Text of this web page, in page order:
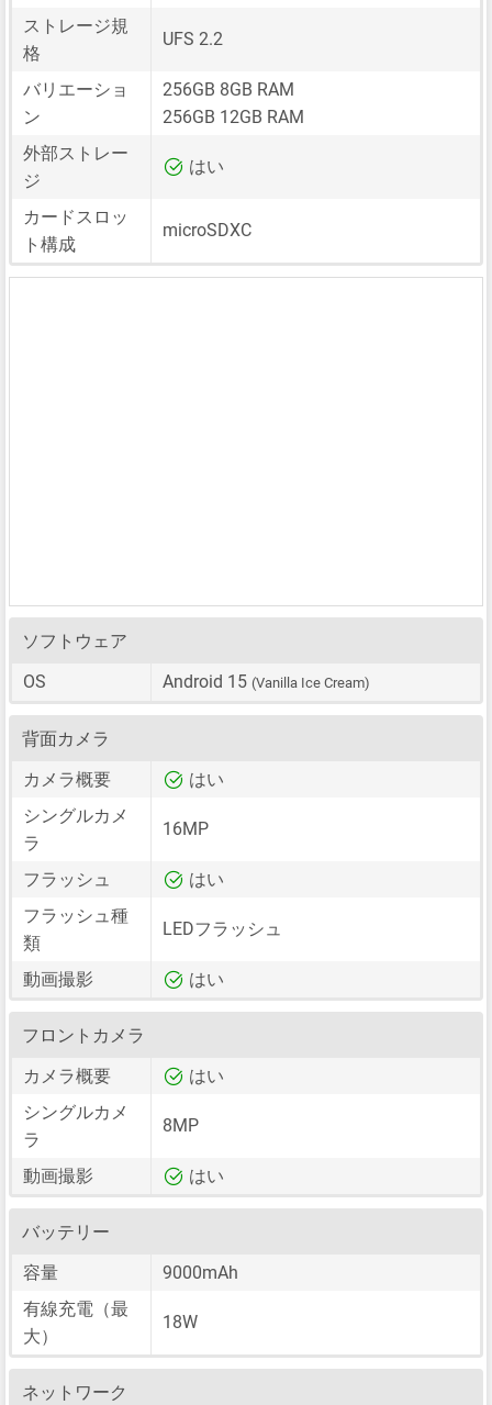
ストレージ規
格
UFS 2.2
バリエーショ
ン
256GB 8GB RAM
256GB 12GB RAM
外部ストレー
ジ
はい
カードスロッ
ト構成
microSDXC
ソフトウェア
OS
Android 15 (Vanilla Ice Cream)
背面カメラ
カメラ概要
はい
シングルカメ
ラ
16MP
フラッシュ
はい
フラッシュ種
類
LEDフラッシュ
動画撮影 はい
フロントカメラ
カメラ概要
はい
シングルカメ
ラ
8MP
動画撮影 はい
バッテリー
容量
9000mAh
有線充電（最
大）
18W
ネットワーク